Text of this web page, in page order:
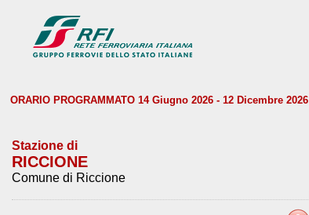
ORARIO PROGRAMMATO 14 Giugno 2026 - 12 Dicembre 2026
Stazione di
RICCIONE
Comune di Riccione